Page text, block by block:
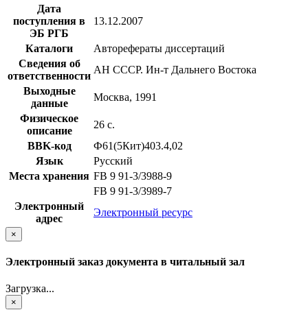
Дата
поступления в
ЭБ РГБ
13.12.2007
Каталоги
Авторефераты диссертаций
Сведения об
ответственности
АН СССР. Ин-т Дальнего Востока
Выходные
данные
Москва, 1991
Физическое
описание
26 с.
BBK-код
Ф61(5Кит)403.4,02
Язык
Русский
Места хранения FB 9 91-3/3988-9
FB 9 91-3/3989-7
Электронный
адрес
Электронный ресурс
×
Электронный заказ документа в читальный зал
Загрузка...
×